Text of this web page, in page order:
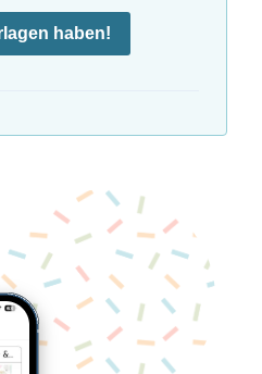
haben!